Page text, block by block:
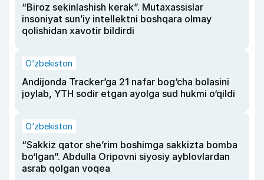
“Biroz sekinlashish kerak”. Mutaxassislar
insoniyat sun’iy intellektni boshqara olmay
qolishidan xavotir bildirdi
O‘zbekiston
Andijonda Tracker’ga 21 nafar bog‘cha bolasini
joylab, YTH sodir etgan ayolga sud hukmi o‘qildi
O‘zbekiston
“Sakkiz qator she’rim boshimga sakkizta bomba
bo‘lgan”. Abdulla Oripovni siyosiy ayblovlardan
asrab qolgan voqea